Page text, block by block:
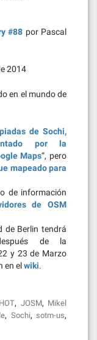
#88 por Pascal
2014
en el mundo de
de Sochi,
por la
Maps“, pero
mapeado para
de información
de OSM
de Berlin tendrá
de la
y 23 de Marzo
en elwiki.
HOT, JOSM, Mikel
, Sochi,sotm-us,